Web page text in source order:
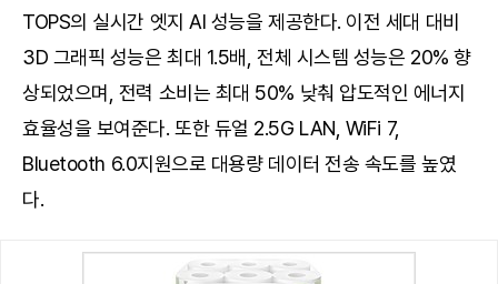
TOPS의 실시간 엣지 AI 성능을 제공한다. 이전 세대 대비
3D 그래픽 성능은 최대 1.5배, 전체 시스템 성능은 20% 향
상되었으며, 전력 소비는 최대 50% 낮춰 압도적인 에너지
효율성을 보여준다. 또한 듀얼 2.5G LAN, WiFi 7,
Bluetooth 6.0지원으로 대용량 데이터 전송 속도를 높였
다.